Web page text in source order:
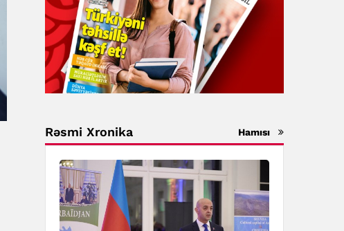
Rəsmi Xronika Hamısı